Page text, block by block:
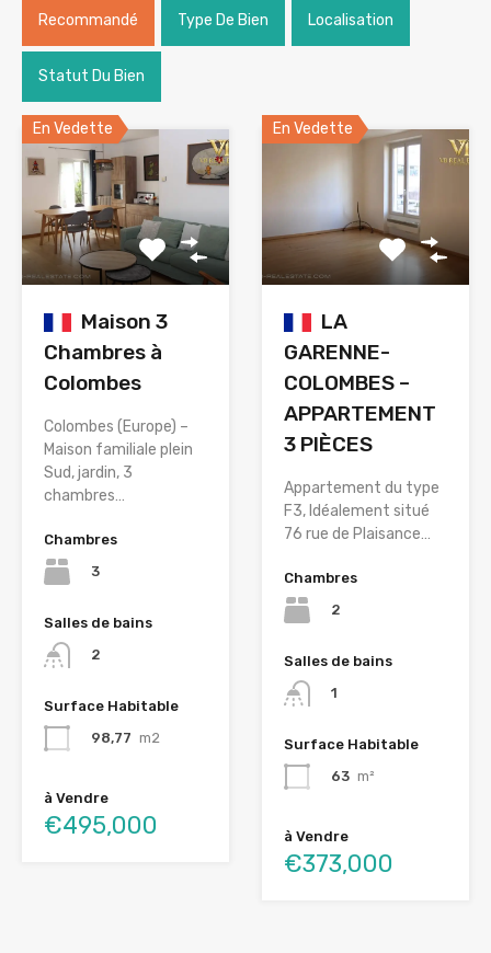
Recommandé Type De Bien Localisation
Statut Du Bien
En Vedette
Maison 3
Chambres à
Colombes
Colombes (Europe) –
Maison familiale plein
Sud, jardin, 3
chambres…
Chambres
3
Salles de bains
2
Surface Habitable
98,77 m2
à Vendre
€495,000
En Vedette
LA
GARENNE-
COLOMBES –
APPARTEMENT
3 PIÈCES
Appartement du type
F3, Idéalement situé
76 rue de Plaisance…
Chambres
2
Salles de bains
1
Surface Habitable
63 m²
à Vendre
€373,000